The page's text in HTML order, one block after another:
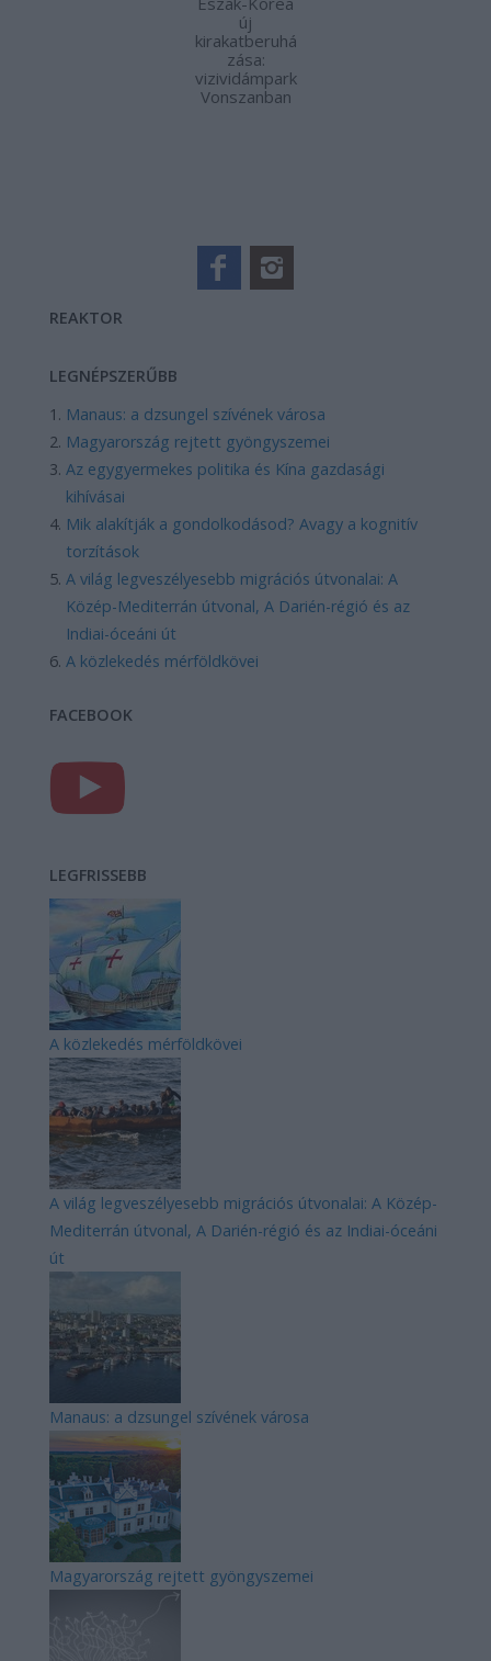
új
kirakatberuhá
zása:
vizividámpark
Vonszanban
REAKTOR
LEGNÉPSZERŰBB
Manaus: a dzsungel szívének városa
Magyarország rejtett gyöngyszemei
Az egygyermekes politika és Kína gazdasági
kihívásai
Mik alakítják a gondolkodásod? Avagy a kognitív
torzítások
A világ legveszélyesebb migrációs útvonalai: A
Közép-Mediterrán útvonal, A Darién-régió és az
Indiai-óceáni út
A közlekedés mérföldkövei
FACEBOOK
LEGFRISSEBB
A közlekedés mérföldkövei
A világ legveszélyesebb migrációs útvonalai: A Közép-
Mediterrán útvonal, A Darién-régió és az Indiai-óceáni
út
Manaus: a dzsungel szívének városa
Magyarország rejtett gyöngyszemei